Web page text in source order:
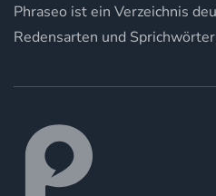
Phraseo ist ein Verzeichnis
Redensarten und